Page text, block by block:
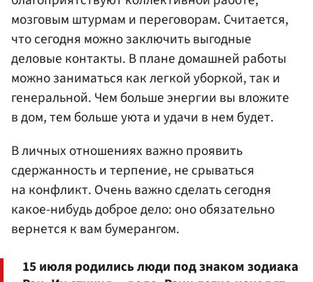
мозговым штурмам и переговорам. Считается,
что сегодня можно заключить выгодные
деловые контакты. В плане домашней работы
можно заниматься как легкой уборкой, так и
генеральной. Чем больше энергии вы вложите
в дом, тем больше уюта и удачи в нем будет.
В личных отношениях важно проявить
сдержанность и терпение, не срываться
на конфликт. Очень важно сделать сегодня
какое-нибудь доброе дело: оно обязательно
вернется к вам бумерангом.
15 июля родились люди под знаком зодиака